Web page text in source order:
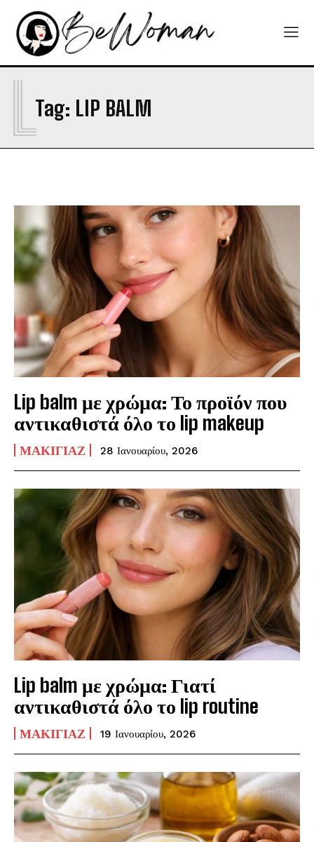
Tag: LIP BALM
L
Lip balm με χρώμα: Το προϊόν που
αντικαθιστά όλο το lip makeup
ΜΑΚΙΓΙΆΖ 28 Ιανουαρίου, 2026
Lip balm με χρώμα: Γιατί
αντικαθιστά όλο το lip routine
ΜΑΚΙΓΙΆΖ 19 Ιανουαρίου, 2026